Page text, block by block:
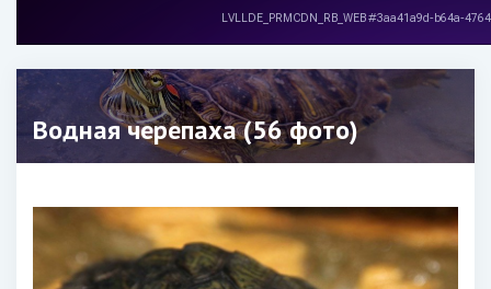
Водная черепаха (56 фото)